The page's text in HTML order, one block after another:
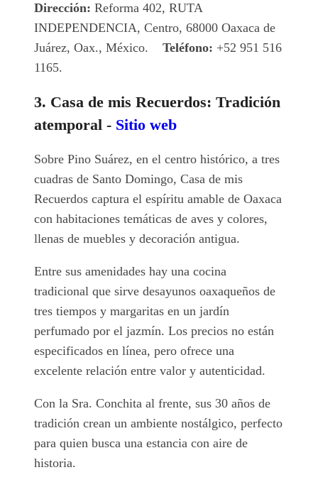
Dirección: Reforma 402, RUTA
INDEPENDENCIA, Centro, 68000 Oaxaca de
Juárez, Oax., México. Teléfono: +52 951 516
1165.
3. Casa de mis Recuerdos: Tradición
atemporal - Sitio web
Sobre Pino Suárez, en el centro histórico, a tres
cuadras de Santo Domingo, Casa de mis
Recuerdos captura el espíritu amable de Oaxaca
con habitaciones temáticas de aves y colores,
llenas de muebles y decoración antigua.
Entre sus amenidades hay una cocina
tradicional que sirve desayunos oaxaqueños de
tres tiempos y margaritas en un jardín
perfumado por el jazmín. Los precios no están
especificados en línea, pero ofrece una
excelente relación entre valor y autenticidad.
Con la Sra. Conchita al frente, sus 30 años de
tradición crean un ambiente nostálgico, perfecto
para quien busca una estancia con aire de
historia.